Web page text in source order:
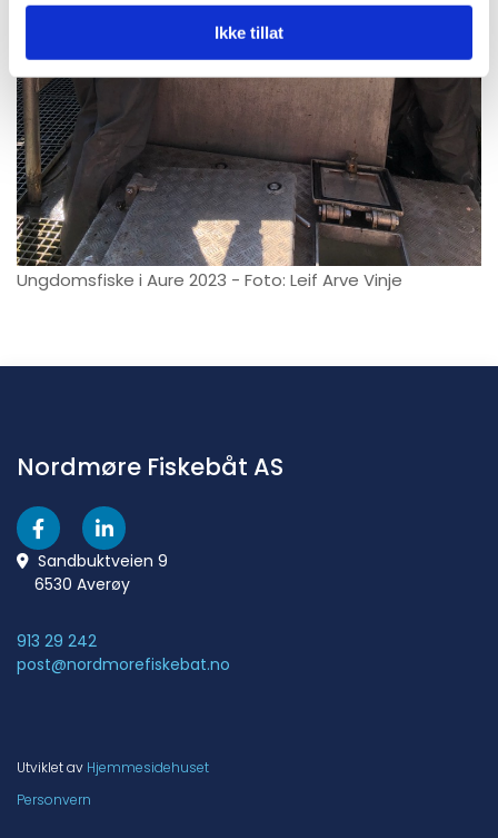
Ikke tillat
Ungdomsfiske i Aure 2023 - Foto: Leif Arve Vinje
Nordmøre Fiskebåt AS
 Sandbuktveien 9
6530 Averøy
913 29 242
post@nordmorefiskebat.no
Utviklet av Hjemmesidehuset
Personvern